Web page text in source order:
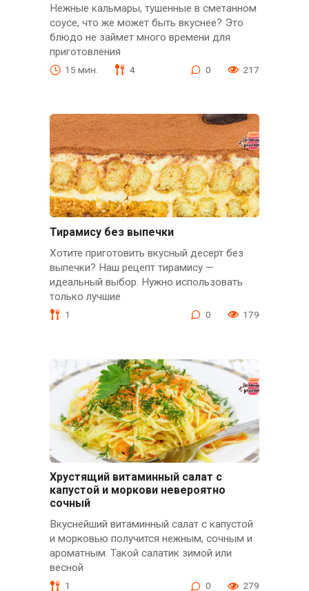
Нежные кальмары, тушенные в сметанном
соусе, что же может быть вкуснее? Это
блюдо не займет много времени для
приготовления
15 мин. 4 0 217
Тирамису без выпечки
Хотите приготовить вкусный десерт без
выпечки? Наш рецепт тирамису —
идеальный выбор. Нужно использовать
только лучшие
1 0 179
Хрустящий витаминный салат с
капустой и моркови невероятно
сочный
Вкуснейший витаминный салат с капустой
и морковью получится нежным, сочным и
ароматным. Такой салатик зимой или
весной
1 0 279